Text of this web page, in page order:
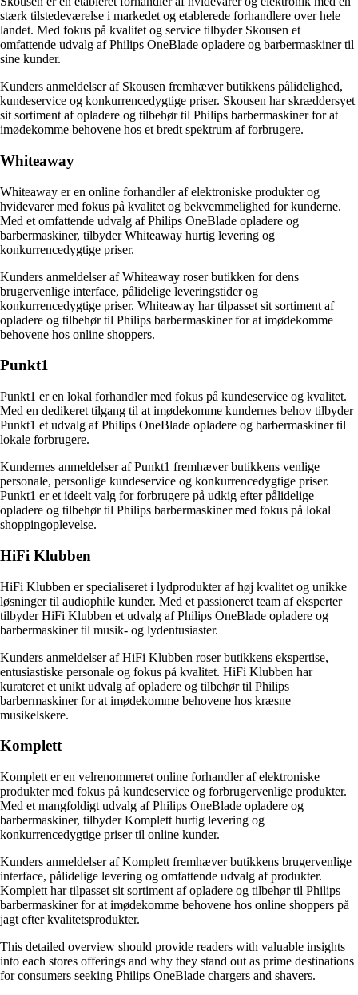
stærk tilstedeværelse i markedet og etablerede forhandlere over hele
landet. Med fokus på kvalitet og service tilbyder Skousen et
omfattende udvalg af Philips OneBlade opladere og barbermaskiner til
sine kunder.
Kunders anmeldelser af Skousen fremhæver butikkens pålidelighed,
kundeservice og konkurrencedygtige priser. Skousen har skræddersyet
sit sortiment af opladere og tilbehør til Philips barbermaskiner for at
imødekomme behovene hos et bredt spektrum af forbrugere.
Whiteaway
Whiteaway er en online forhandler af elektroniske produkter og
hvidevarer med fokus på kvalitet og bekvemmelighed for kunderne.
Med et omfattende udvalg af Philips OneBlade opladere og
barbermaskiner, tilbyder Whiteaway hurtig levering og
konkurrencedygtige priser.
Kunders anmeldelser af Whiteaway roser butikken for dens
brugervenlige interface, pålidelige leveringstider og
konkurrencedygtige priser. Whiteaway har tilpasset sit sortiment af
opladere og tilbehør til Philips barbermaskiner for at imødekomme
behovene hos online shoppers.
Punkt1
Punkt1 er en lokal forhandler med fokus på kundeservice og kvalitet.
Med en dedikeret tilgang til at imødekomme kundernes behov tilbyder
Punkt1 et udvalg af Philips OneBlade opladere og barbermaskiner til
lokale forbrugere.
Kundernes anmeldelser af Punkt1 fremhæver butikkens venlige
personale, personlige kundeservice og konkurrencedygtige priser.
Punkt1 er et ideelt valg for forbrugere på udkig efter pålidelige
opladere og tilbehør til Philips barbermaskiner med fokus på lokal
shoppingoplevelse.
HiFi Klubben
HiFi Klubben er specialiseret i lydprodukter af høj kvalitet og unikke
løsninger til audiophile kunder. Med et passioneret team af eksperter
tilbyder HiFi Klubben et udvalg af Philips OneBlade opladere og
barbermaskiner til musik- og lydentusiaster.
Kunders anmeldelser af HiFi Klubben roser butikkens ekspertise,
entusiastiske personale og fokus på kvalitet. HiFi Klubben har
kurateret et unikt udvalg af opladere og tilbehør til Philips
barbermaskiner for at imødekomme behovene hos kræsne
musikelskere.
Komplett
Komplett er en velrenommeret online forhandler af elektroniske
produkter med fokus på kundeservice og forbrugervenlige produkter.
Med et mangfoldigt udvalg af Philips OneBlade opladere og
barbermaskiner, tilbyder Komplett hurtig levering og
konkurrencedygtige priser til online kunder.
Kunders anmeldelser af Komplett fremhæver butikkens brugervenlige
interface, pålidelige levering og omfattende udvalg af produkter.
Komplett har tilpasset sit sortiment af opladere og tilbehør til Philips
barbermaskiner for at imødekomme behovene hos online shoppers på
jagt efter kvalitetsprodukter.
This detailed overview should provide readers with valuable insights
into each stores offerings and why they stand out as prime destinations
for consumers seeking Philips OneBlade chargers and shavers.